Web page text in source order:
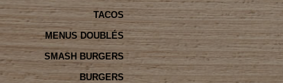
TACOS
MENUS DOUBLÉS
SMASH BURGERS
BURGERS